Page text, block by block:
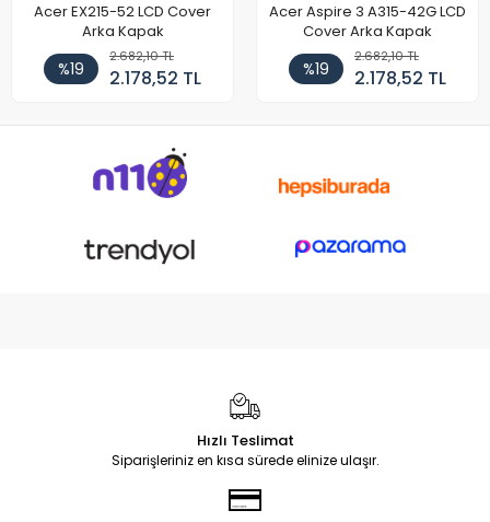
Acer EX215-52 LCD Cover
Arka Kapak
%19
2.682,10 TL
2.178,52 TL
Acer Aspire 3 A315-42G LCD
Cover Arka Kapak
%19
2.682,10 TL
2.178,52 TL
Hızlı Teslimat
Siparişleriniz en kısa sürede elinize ulaşır.